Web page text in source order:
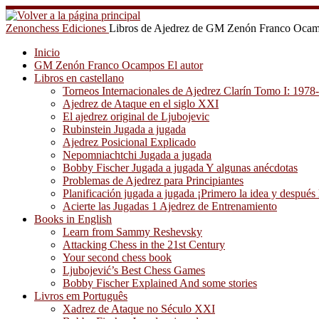
Saltar
al
contenido
Zenonchess Ediciones Libros de Ajedrez de GM Zenón Franco
Inicio
GM Zenón Franco Ocampos El autor
Libros en castellano
Torneos Internacionales de Ajedrez Clarín Tomo I:
Ajedrez de Ataque en el siglo XXI
El ajedrez original de Ljubojevic
Rubinstein Jugada a jugada
Ajedrez Posicional Explicado
Nepomniachtchi Jugada a jugada
Bobby Fischer Jugada a jugada Y algunas anécdotas
Problemas de Ajedrez para Principiantes
Planificación jugada a jugada ¡Primero la idea y después
Acierte las Jugadas 1 Ajedrez de Entrenamiento
Books in English
Learn from Sammy Reshevsky
Attacking Chess in the 21st Century
Your second chess book
Ljubojević’s Best Chess Games
Bobby Fischer Explained And some stories
Livros em Português
Xadrez de Ataque no Século XXI